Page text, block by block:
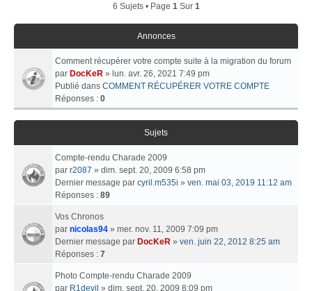
6 Sujets • Page 1Sur 1
Annonces
Comment récupérer votre compte suite à la migration du forum
par DocKeR » lun. avr. 26, 2021 7:49 pm
Publié dans COMMENT RÉCUPÉRER VOTRE COMPTE
Réponses : 0
Sujets
Compte-rendu Charade 2009
par r2087 » dim. sept. 20, 2009 6:58 pm
Dernier message par cyril.m535i » ven. mai 03, 2019 11:12 am
Réponses : 89
Vos Chronos
par nicolas94 » mer. nov. 11, 2009 7:09 pm
Dernier message par DocKeR » ven. juin 22, 2012 8:25 am
Réponses : 7
Photo Compte-rendu Charade 2009
par R1devil » dim. sept. 20, 2009 8:09 pm